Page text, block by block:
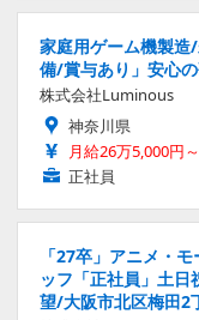
家庭用ゲーム機製
備/賞与あり」安心
株式会社Luminous
神奈川県
月給26万5,000円
正社員
「27卒」アニメ・
ッフ「正社員」土
望/大阪市北区梅田2